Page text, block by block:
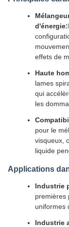
d'énergie:
effets de
Haute
lames
qui
les
pour le
visqueux,
liquide
Applications
Industrie
premières
uniformes
Industrie